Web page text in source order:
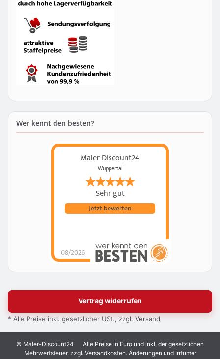
Wer kennt den besten?
Maler-Discount24
Wuppertal
Sehr gut
08/2026
Jetzt bewerten
Vertrag widerrufen
* Alle Preise inkl. gesetzlicher USt., zzgl. Versand
© Maler-Discount24
Alle Preise in Euro und inkl. der gesetzlichen
Mehrwertsteuer, zzgl. Versandkosten. Änderungen und Irrtümer